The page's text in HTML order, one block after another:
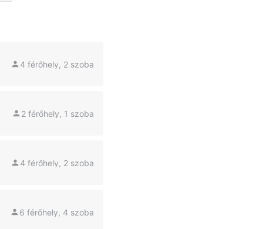
4 férőhely, 2 szoba
2 férőhely, 1 szoba
4 férőhely, 2 szoba
6 férőhely, 4 szoba